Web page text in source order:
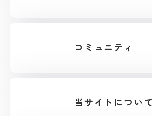
コミュニティ
当サイトについて